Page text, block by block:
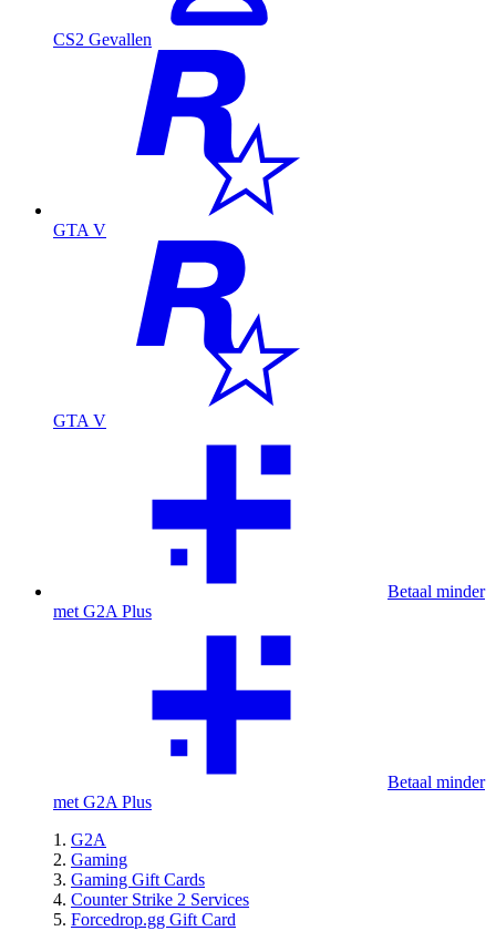
CS2 Gevallen
GTA V
GTA V
Betaal minder
met G2A Plus
Betaal minder
met G2A Plus
G2A
Gaming
Gaming Gift Cards
Counter Strike 2 Services
Forcedrop.gg Gift Card